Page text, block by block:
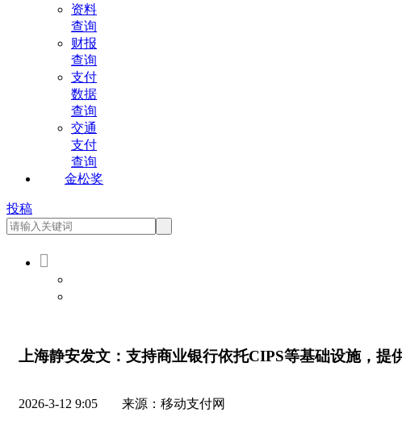
资料
查询
财报
查询
支付
数据
查询
交通
支付
查询
金松奖
投稿

上海静安发文：支持商业银行依托CIPS等基础设施，提
2026-3-12 9:05 来源：移动支付网